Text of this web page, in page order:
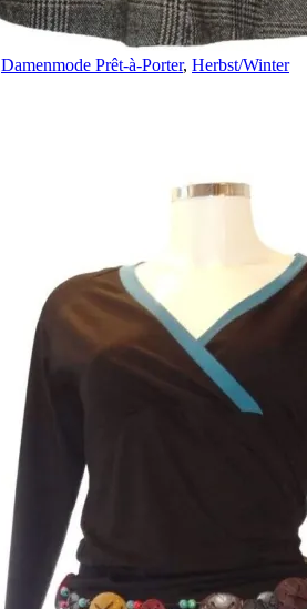
Damenmode Prêt-à-Porter, Herbst/Winter